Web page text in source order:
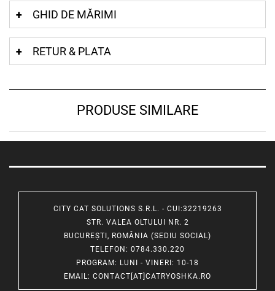
GHID DE MĂRIMI
RETUR & PLATA
PRODUSE SIMILARE
CITY CAT SOLUTIONS S.R.L. - CUI:32219263
STR. VALEA OLTULUI NR. 2
BUCUREȘTI, ROMÂNIA (SEDIU SOCIAL)
TELEFON : 0784.330.220
PROGRAM: LUNI - VINERI: 10-18
EMAIL: CONTACT[AT]CATRYOSHKA.RO